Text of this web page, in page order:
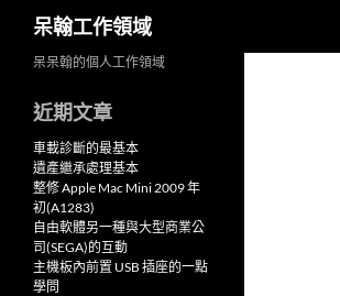
呆翰工作領域
呆呆翰的個人工作領域
近期文章
車載診斷的最基本
遺產繼承處理基本
整修 Apple Mac Mini 2009 年
初(A1283)
自由軟體另一種與大型商業公
司(SEGA)的互動
主機板內前置 USB 插座的一點
學問